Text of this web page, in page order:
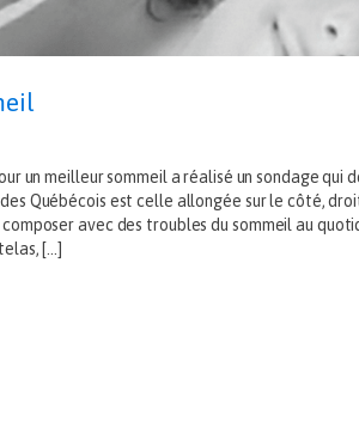
un meilleur sommeil a réalisé un sondage qui
Québécois est celle allongée sur le côté, droit
avec des troubles du sommeil au
[…]